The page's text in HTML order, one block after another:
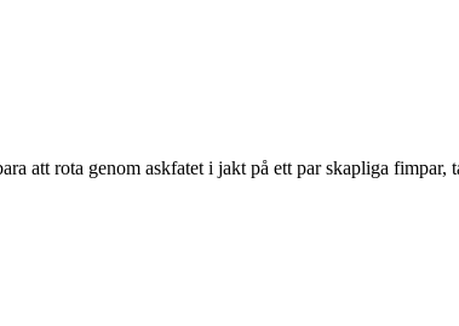
att rota genom askfatet i jakt på ett par skapliga